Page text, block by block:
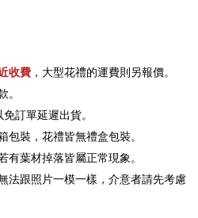
收費，大型花禮的運費則另報價。
。
訂單延遲出貨。
包裝，花禮皆無禮盒包裝。
有葉材掉落皆屬正常現象。
法跟照片一模一樣，介意者請先考慮